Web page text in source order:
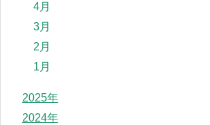
4月
3月
2月
1月
2025年
2024年